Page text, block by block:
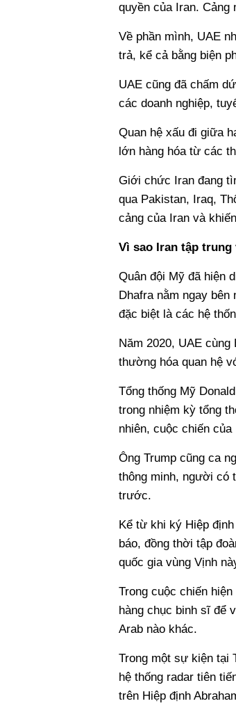
quyền của Iran. Cảng
Về phần mình, UAE
trả, kể cả bằng biện
UAE cũng đã chấm
các doanh nghiệp,
Quan hệ xấu đi giữa
lớn hàng hóa từ các
Giới chức Iran đang
qua Pakistan, Iraq,
cảng của Iran và
Vì sao Iran tập trung
Quân đội Mỹ đã hiện
Dhafra nằm ngay
đặc biệt là các hệ
Năm 2020, UAE
thường hóa quan hệ
Tổng thống Mỹ
trong nhiệm kỳ tổng
nhiên, cuộc chiến
Ông Trump cũng ca
thông minh, người có
trước.
Kể từ khi ký Hiệp
báo, đồng thời tập
quốc gia vùng Vịnh
Trong cuộc chiến
hàng chục binh sĩ để
Arab nào khác.
Trong một sự kiện tại
hệ thống radar tiên
trên Hiệp định